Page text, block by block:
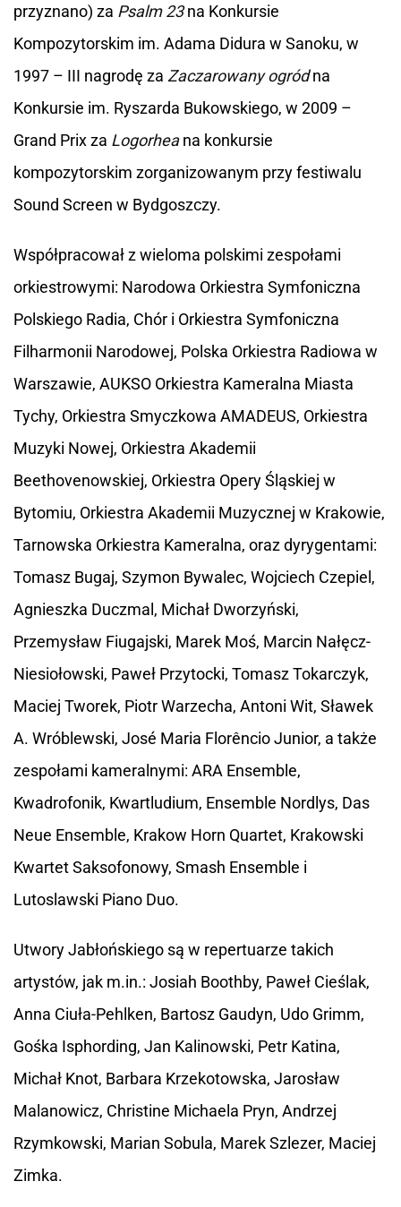
przyznano) za Psalm 23na Konkursie
Kompozytorskim im. Adama Didura w Sanoku, w
1997 – III nagrodę za Zaczarowany ogródna
Konkursie im. Ryszarda Bukowskiego, w 2009 –
Grand Prix za Logorheana konkursie
kompozytorskim zorganizowanym przy festiwalu
Sound Screen w Bydgoszczy.
Współpracował z wieloma polskimi zespołami
orkiestrowymi: Narodowa Orkiestra Symfoniczna
Polskiego Radia, Chór i Orkiestra Symfoniczna
Filharmonii Narodowej, Polska Orkiestra Radiowa w
Warszawie, AUKSO Orkiestra Kameralna Miasta
Tychy, Orkiestra Smyczkowa AMADEUS, Orkiestra
Muzyki Nowej, Orkiestra Akademii
Beethovenowskiej, Orkiestra Opery Śląskiej w
Bytomiu, Orkiestra Akademii Muzycznej w Krakowie,
Tarnowska Orkiestra Kameralna, oraz dyrygentami:
Tomasz Bugaj, Szymon Bywalec, Wojciech Czepiel,
Agnieszka Duczmal, Michał Dworzyński,
Przemysław Fiugajski, Marek Moś, Marcin Nałęcz-
Niesiołowski, Paweł Przytocki, Tomasz Tokarczyk,
Maciej Tworek, Piotr Warzecha, Antoni Wit, Sławek
A. Wróblewski, José Maria Florêncio Junior, a także
zespołami kameralnymi: ARA Ensemble,
Kwadrofonik, Kwartludium, Ensemble Nordlys, Das
Neue Ensemble, Krakow Horn Quartet, Krakowski
Kwartet Saksofonowy, Smash Ensemble i
Lutoslawski Piano Duo.
Utwory Jabłońskiego są w repertuarze takich
artystów, jak m.in.: Josiah Boothby, Paweł Cieślak,
Anna Ciuła-Pehlken, Bartosz Gaudyn, Udo Grimm,
Gośka Isphording, Jan Kalinowski, Petr Katina,
Michał Knot, Barbara Krzekotowska, Jarosław
Malanowicz, Christine Michaela Pryn, Andrzej
Rzymkowski, Marian Sobula, Marek Szlezer, Maciej
Zimka.